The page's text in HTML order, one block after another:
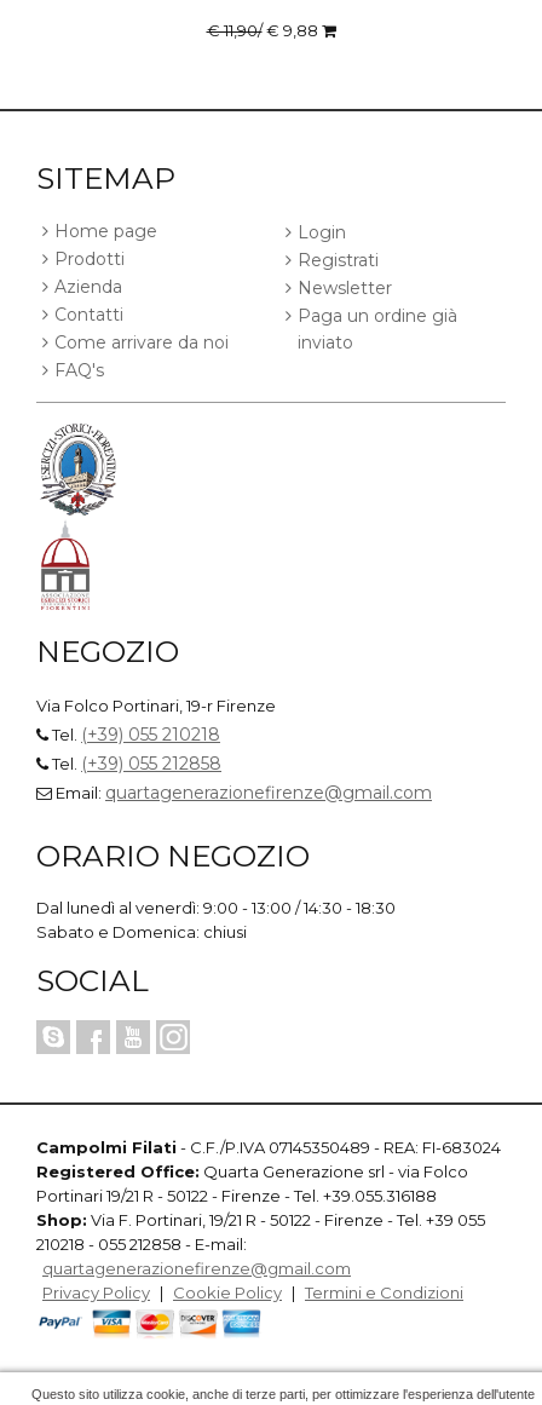
€ 11,90/€ 9,88
Questo sito utilizza cookie, anche di terze parti, per ottimizzare l'esperienza dell'utente
SITEMAP
Home page
Prodotti
Azienda
Contatti
Come arrivare da noi
FAQ's
Login
Registrati
Newsletter
Paga un ordine già
inviato
NEGOZIO
Via Folco Portinari, 19-r Firenze
Tel. (+39) 055 210218
Tel. (+39) 055 212858
Email: quartagenerazionefirenze@gmail.com
ORARIO NEGOZIO
Dal lunedì al venerdì: 9:00 - 13:00 / 14:30 - 18:30
Sabato e Domenica: chiusi
SOCIAL
Campolmi Filati - C.F./P.IVA 07145350489 - REA: FI-683024
Registered Office: Quarta Generazione srl - via Folco
Portinari 19/21 R - 50122 - Firenze - Tel. +39.055.316188
Shop: Via F. Portinari, 19/21 R - 50122 - Firenze - Tel. +39 055
210218 - 055 212858 - E-mail:
quartagenerazionefirenze@gmail.com
Privacy Policy | Cookie Policy | Termini e Condizioni